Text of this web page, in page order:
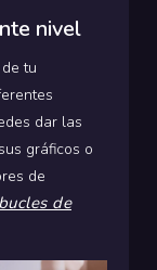
nivel
tu
dar las
gráficos o
de
de